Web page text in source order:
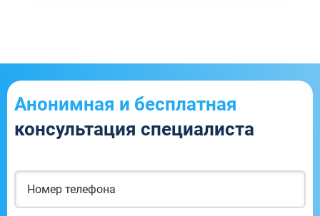
Анонимная и бесплатная
консультация специалиста